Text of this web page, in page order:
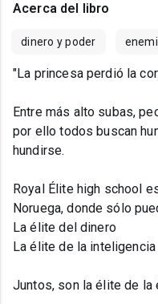
Acerca del libro
dinero y poder
"La princesa perdió la
Entre más alto subas,
por ello todos buscan
hundirse.
Royal Élite high school
Noruega, donde sólo
La élite del dinero
La élite de la inteligencia
Juntos, son la élite de la